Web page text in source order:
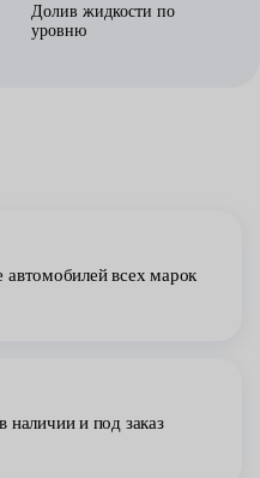
Долив жидкости по
уровню
автомобилей всех марок
наличии и под заказ